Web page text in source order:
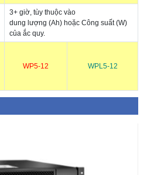
3+ giờ, tùy thuộc vào
dung lượng (Ah) hoặc Công suất (W)
của ắc quy.
WP5-12 WPL5-12